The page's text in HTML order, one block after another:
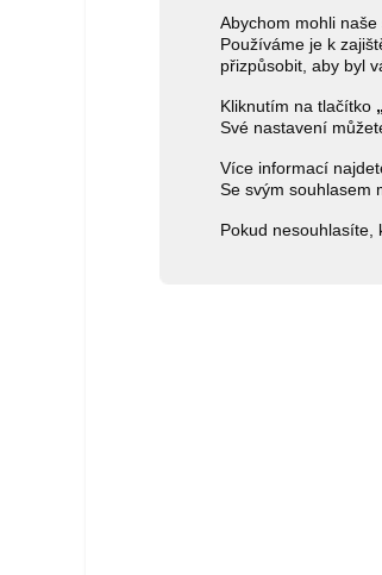
Abychom mohli
Používáme je k
přizpůsobit, aby byl
Kliknutím na tlačítko
Své nastavení
Více informací
Se svým souhlasem
Pokud nesouhlasíte,